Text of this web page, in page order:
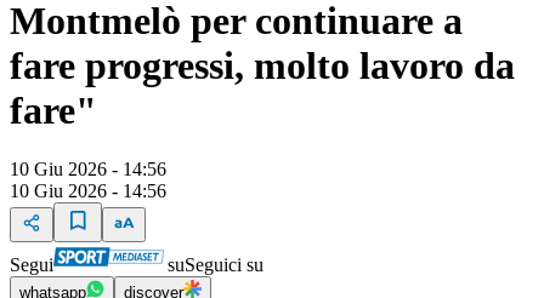
Montmelò per continuare a
fare progressi, molto lavoro da
fare"
10 Giu 2026 - 14:56
10 Giu 2026 - 14:56
Segui suSeguici su
whatsapp discover